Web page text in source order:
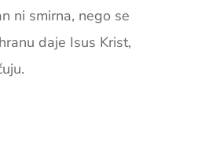
ni smirna, nego se
daje Isus Krist,